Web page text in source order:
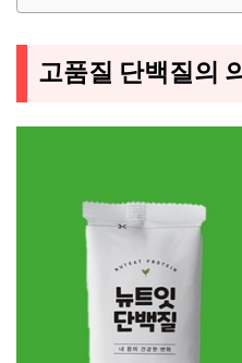
고품질 단백질의